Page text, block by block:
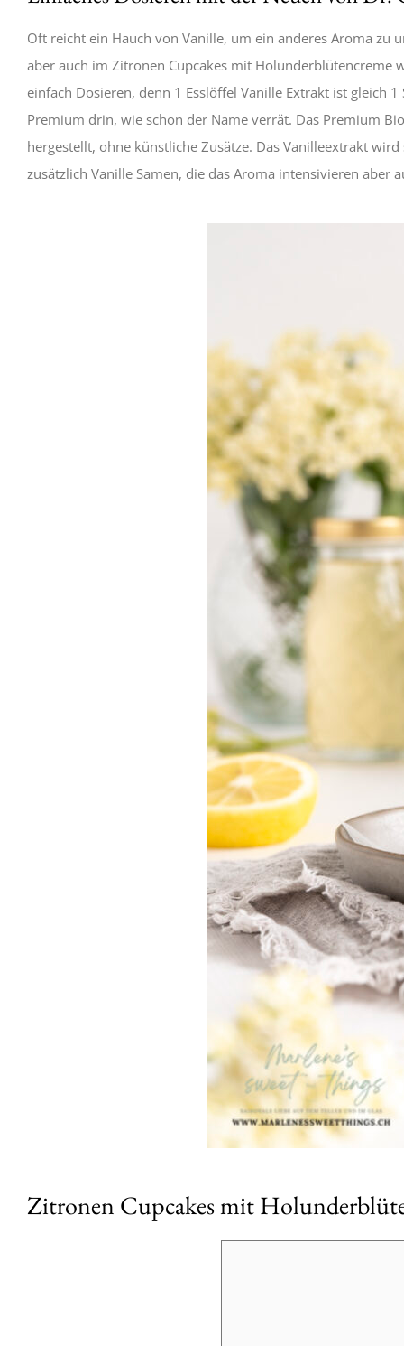
Oft reicht ein Hauch von Vanille, um ein anderes Aroma zu
aber auch im Zitronen Cupcakes mit Holunderblütencreme
einfach Dosieren, denn 1 Esslöffel Vanille Extrakt ist gleich
Premium drin, wie schon der Name verrät. Das Premium
hergestellt, ohne künstliche Zusätze. Das Vanilleextrakt
zusätzlich Vanille Samen, die das Aroma intensivieren
Zitronen Cupcakes mit